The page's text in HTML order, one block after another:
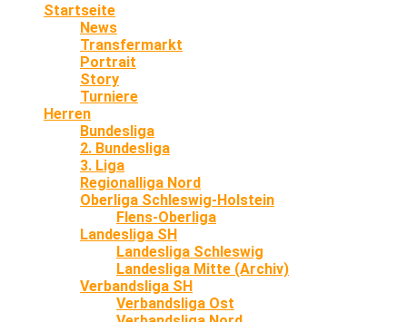
Startseite
News
Transfermarkt
Portrait
Story
Turniere
Herren
Bundesliga
2. Bundesliga
3. Liga
Regionalliga Nord
Oberliga Schleswig-Holstein
Flens-Oberliga
Landesliga SH
Landesliga Schleswig
Landesliga Mitte (Archiv)
Verbandsliga SH
Verbandsliga Ost